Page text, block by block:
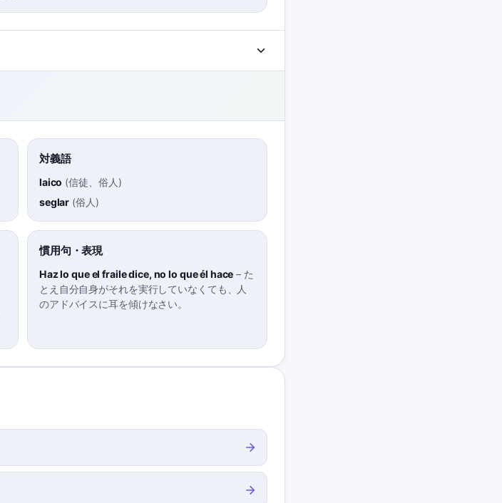
対義語
laico (信徒、俗人 )
seglar (俗人 )
慣用句・表現
Haz lo que el fraile dice, no lo que él hace – た
とえ自分自身がそれを実行していなくても、人
のアドバイスに耳を傾けなさい。